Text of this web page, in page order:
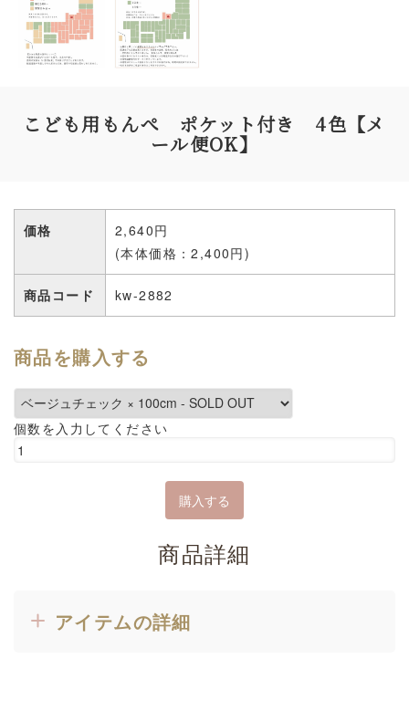
こども用もんぺ ポケット付き 4色【メ
ール便OK】
価格
2,640円
(本体価格：2,400円)
商品コード kw-2882
商品を購入する
個数を入力してください
商品詳細
アイテムの詳細